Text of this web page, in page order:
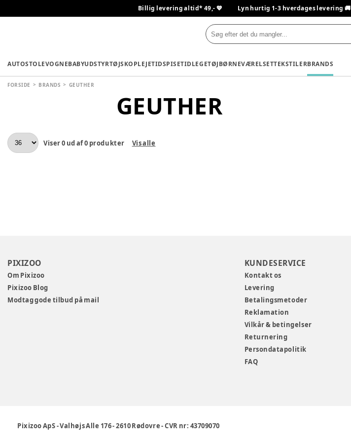
Billig levering altid* 49,- 💙 Lyn hurtig 1-3 hverdages levering 🚚
AUTOSTOLEVOGNEBABYUDSTYRTØJSKOPLEJETIDSPISETIDLEGETØJBØRNEVÆRELSETTEKSTILERBRANDS
FORSIDE BRANDS GEUTHER
GEUTHER
Viser0 ud af0 produkter Vis alle
PIXIZOO
Om Pixizoo
Pixizoo Blog
Modtag gode tilbud på mail
KUNDESERVICE
Kontakt os
Levering
Betalingsmetoder
Reklamation
Vilkår & betingelser
Returnering
Persondatapolitik
FAQ
Pixizoo ApS-Valhøjs Alle 176-2610 Rødovre-CVR nr: 43709070